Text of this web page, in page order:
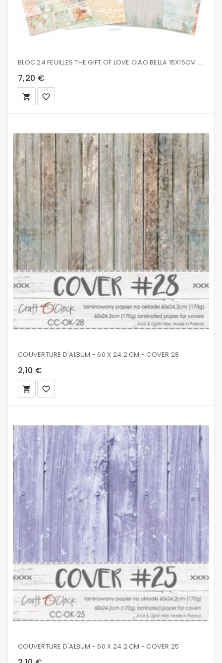
BLOC 24 FEUILLES THE GIFT OF LOVE CIAO BELLA 15X15CM CBQ047
7,20 €
local_grocery_store favorite_border
COUVERTURE D'ALBUM - 60 X 24.2 CM - COVER 28
2,10 €
local_grocery_store favorite_border
COUVERTURE D'ALBUM - 60 X 24.2 CM - COVER 25